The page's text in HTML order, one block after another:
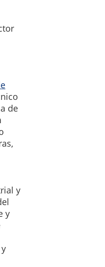
de
y
y